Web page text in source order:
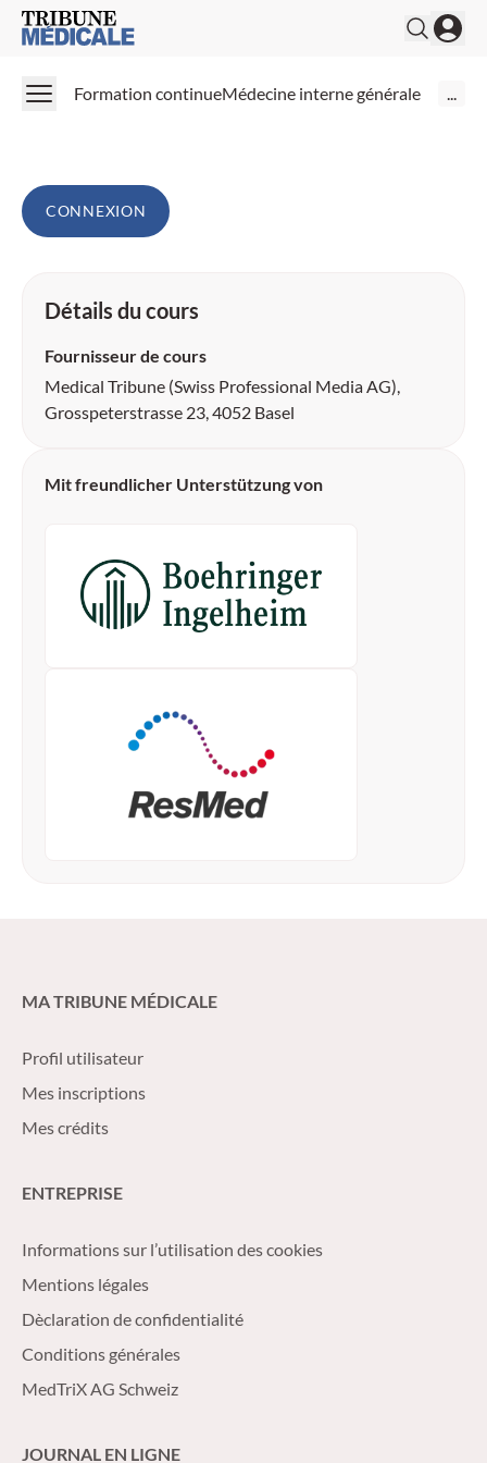
Medical Tribune
Formation continueMédecine interne générale ...
Sclérose systémique:
connaissances de base, diagnostic
et gestion des manifestations
CONNEXION
Détails du cours
Fournisseur de cours
Medical Tribune (Swiss Professional Media AG),
Grosspeterstrasse 23, 4052 Basel
Mit freundlicher Unterstützung von
MA TRIBUNE MÉDICALE
Profil utilisateur
Mes inscriptions
Mes crédits
ENTREPRISE
Informations sur l’utilisation des cookies
Mentions légales
Dèclaration de confidentialité
Conditions générales
MedTriX AG Schweiz
JOURNAL EN LIGNE